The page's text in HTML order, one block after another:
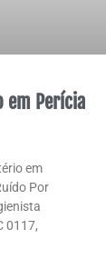
em Perícia
em
Por
0117,